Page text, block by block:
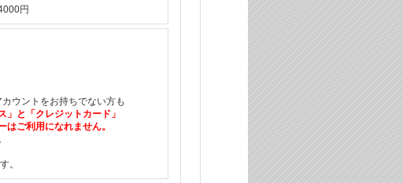
4000円
ウントをお持ちでない方も
」と「クレジットカード」
ご利用になれません。
。